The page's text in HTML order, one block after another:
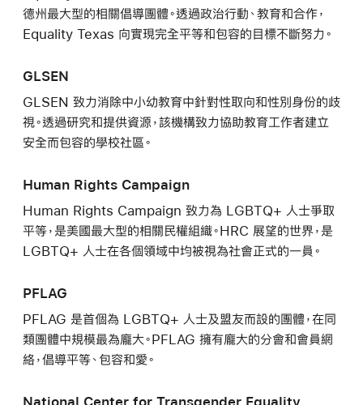
德州最大型的相關倡導團體。透過政治行動、教育和合作，
Equality Texas 向實現完全平等和包容的目標不斷努力。
GLSEN
GLSEN 致力消除中小幼教育中針對性取向和性別身份的歧
視。透過研究和提供資源，該機構致力協助教育工作者建立
安全而包容的學校社區。
Human Rights Campaign
Human Rights Campaign 致力為 LGBTQ+ 人士爭取
平等，是美國最大型的相關民權組織。HRC 展望的世界，是
LGBTQ+ 人士在各個領域中均被視為社會正式的一員。
PFLAG
PFLAG 是首個為 LGBTQ+ 人士及盟友而設的團體，在同
類團體中規模最為龐大。PFLAG 擁有龐大的分會和會員網
絡，倡導平等、包容和愛。
National Center for Transgender Equality